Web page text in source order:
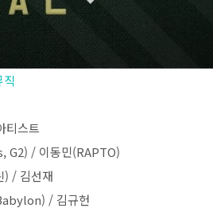
직
티스트
G2) / 이동민(RAPTO)
) / 김선재
/ 김규헌